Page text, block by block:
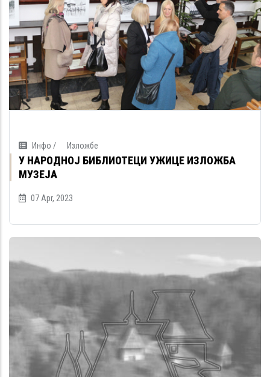
Инфо / Изложбе
У НАРОДНОЈ БИБЛИОТЕЦИ УЖИЦЕ ИЗЛОЖБА
МУЗЕЈА
07 Apr, 2023